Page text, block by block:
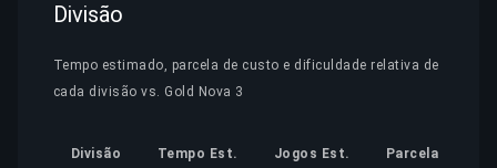
Divisão
Tempo estimado, parcela de custo e dificuldade relativa de
cada divisão vs. Gold Nova 3
Divisão Tempo Est. Jogos Est. Parcela de